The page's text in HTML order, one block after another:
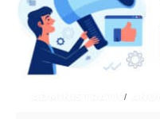
ADMINISTRATIV